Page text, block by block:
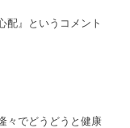
配』というコメント
々でどうどうと健康